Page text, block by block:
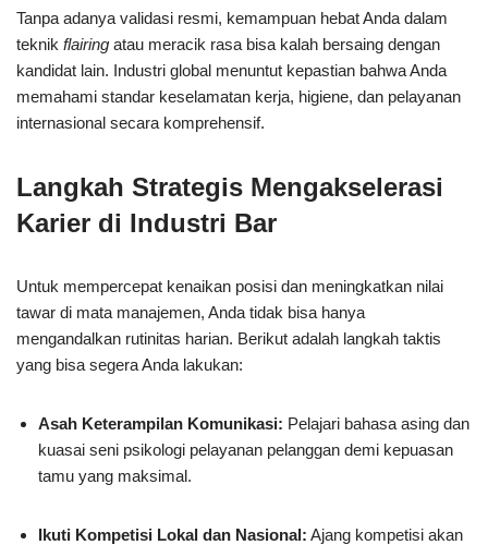
Tanpa adanya validasi resmi, kemampuan hebat Anda dalam
teknik flairing atau meracik rasa bisa kalah bersaing dengan
kandidat lain. Industri global menuntut kepastian bahwa Anda
memahami standar keselamatan kerja, higiene, dan pelayanan
internasional secara komprehensif.
Langkah Strategis Mengakselerasi
Karier di Industri Bar
Untuk mempercepat kenaikan posisi dan meningkatkan nilai
tawar di mata manajemen, Anda tidak bisa hanya
mengandalkan rutinitas harian. Berikut adalah langkah taktis
yang bisa segera Anda lakukan:
Asah Keterampilan Komunikasi: Pelajari bahasa asing dan
kuasai seni psikologi pelayanan pelanggan demi kepuasan
tamu yang maksimal.
Ikuti Kompetisi Lokal dan Nasional: Ajang kompetisi akan